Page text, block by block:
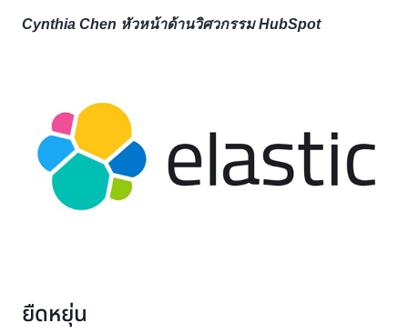
Cynthia Chen หัวหน้าด้านวิศวกรรม HubSpot
ยืดหยุ่น